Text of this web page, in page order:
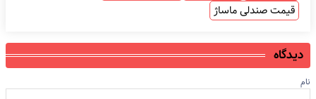
قیمت صندلی ماساژ
دیدگاه
نام